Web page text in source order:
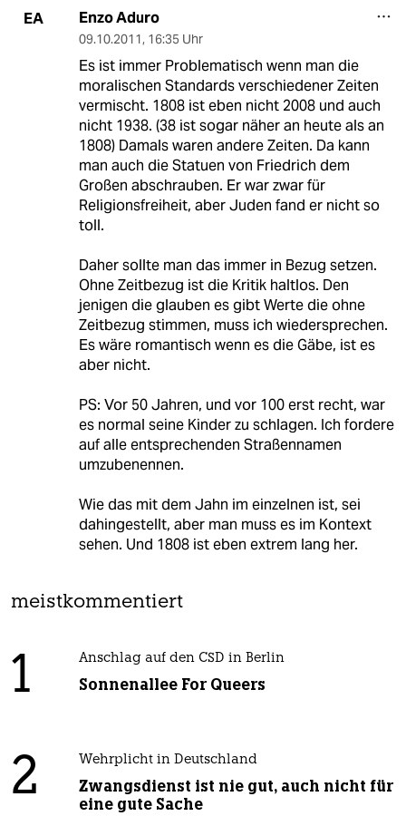
EA Enzo Aduro
09.10.2011, 16:35 Uhr
Es ist immer Problematisch wenn man die
moralischen Standards verschiedener Zeiten
vermischt. 1808 ist eben nicht 2008 und auch
nicht 1938. (38 ist sogar näher an heute als an
1808) Damals waren andere Zeiten. Da kann
man auch die Statuen von Friedrich dem
Großen abschrauben. Er war zwar für
Religionsfreiheit, aber Juden fand er nicht so
toll.
Daher sollte man das immer in Bezug setzen.
Ohne Zeitbezug ist die Kritik haltlos. Den
jenigen die glauben es gibt Werte die ohne
Zeitbezug stimmen, muss ich wiedersprechen.
Es wäre romantisch wenn es die Gäbe, ist es
aber nicht.
PS: Vor 50 Jahren, und vor 100 erst recht, war
es normal seine Kinder zu schlagen. Ich fordere
auf alle entsprechenden Straßennamen
umzubenennen.
Wie das mit dem Jahn im einzelnen ist, sei
dahingestellt, aber man muss es im Kontext
sehen. Und 1808 ist eben extrem lang her.
meistkommentiert
1 Anschlag auf den CSD in Berlin
Sonnenallee For Queers
2 Wehrplicht in Deutschland
Zwangsdienst ist nie gut, auch nicht für
eine gute Sache